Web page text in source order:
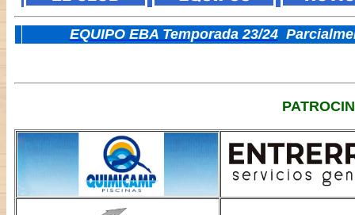
EQUIPO EBA Temporada 23/24